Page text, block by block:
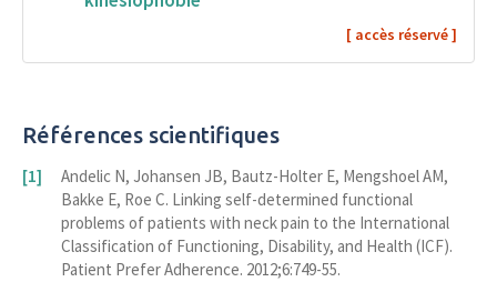
Références scientifiques
Andelic N, Johansen JB, Bautz-Holter E, Mengshoel AM,
Bakke E, Roe C. Linking self-determined functional
problems of patients with neck pain to the International
Classification of Functioning, Disability, and Health (ICF).
Patient Prefer Adherence. 2012;6:749-55.